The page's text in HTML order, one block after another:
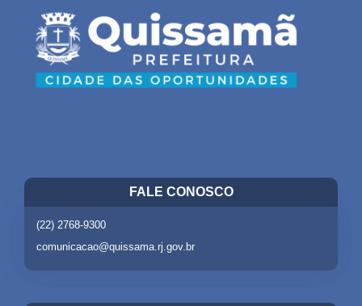
FALE CONOSCO
(22) 2768-9300
comunicacao@quissama.rj.gov.br